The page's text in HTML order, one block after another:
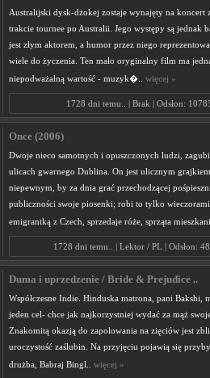
Australijski dysk-dżokej zostaje wynajęty na koncert
trakcie tournee po Australii. Jego występy są jednak
jest złym aktorem, a humor przez niego
wiele do życzenia. Ten mało oryginalny film ma
niepodważalną wartość - muzyk�.. więcej »
1728 dni temu.. | Brak | Odsłon:
Once (2006)
Dwoje nieco samotnych i opuszczonych ludzi,
ulicach gwarnego Dublina. On jest ulicznym
niepewnym, by za dnia grać przechodzącej
publiczności swoje piosenki; robi to tylko
emigrantką z Czech, sprzedaje róże, sprząta
1728 dni temu.. | Lektor / PL | Odsłon:
Duma i uprzedzenie / Bride & Prejudice ..
Współczesne Indie. Hinduska matrona, pani Bakshi,
jeden cel- chce jak najkorzystniej wydać za mąż
Znakomitą okazją do zapolowania na zięciów jest
uroczystość zaślubin. Na przyjęciu pojawią się
drużba, Babraj Bingl.. więcej »